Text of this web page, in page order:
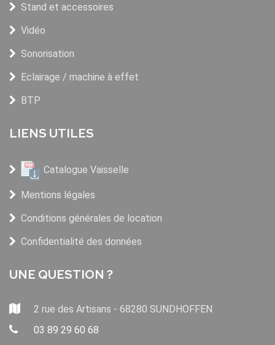
Stand et accessoires
Vidéo
Sonorisation
Eclairage / machine à effet
BTP
LIENS UTILES
Catalogue Vaisselle
Mentions légales
Conditions générales de location
Confidentialité des données
UNE QUESTION ?
2 rue des Artisans - 68280 SUNDHOFFEN
03 89 29 60 68